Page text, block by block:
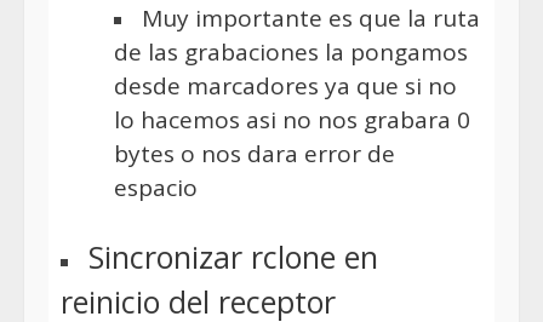
Muy importante es que la ruta
de las grabaciones la pongamos
desde marcadores ya que si no
lo hacemos asi no nos grabara 0
bytes o nos dara error de
espacio
Sincronizar rclone en
reinicio del receptor